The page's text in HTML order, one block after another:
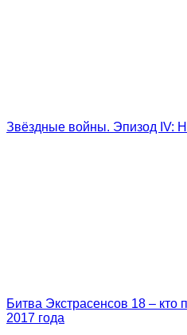
Звёздные войны. Эпизод IV:
Битва Экстрасенсов 18 – кто
2017 года